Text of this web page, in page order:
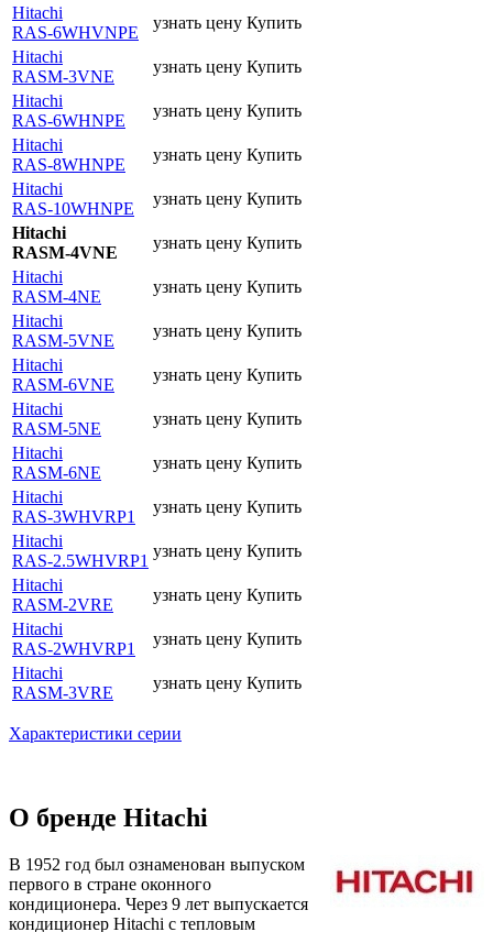
Hitachi
RAS-6WHVNPE
узнать цену Купить
Hitachi
RASM-3VNE
узнать цену Купить
Hitachi
RAS-6WHNPE
узнать цену Купить
Hitachi
RAS-8WHNPE
узнать цену Купить
Hitachi
RAS-10WHNPE
узнать цену Купить
Hitachi
RASM-4VNE
узнать цену Купить
Hitachi
RASM-4NE
узнать цену Купить
Hitachi
RASM-5VNE
узнать цену Купить
Hitachi
RASM-6VNE
узнать цену Купить
Hitachi
RASM-5NE
узнать цену Купить
Hitachi
RASM-6NE
узнать цену Купить
Hitachi
RAS-3WHVRP1
узнать цену Купить
Hitachi
RAS-2.5WHVRP1
узнать цену Купить
Hitachi
RASM-2VRE
узнать цену Купить
Hitachi
RAS-2WHVRP1
узнать цену Купить
Hitachi
RASM-3VRE
узнать цену Купить
Характеристики серии
О бренде Hitachi
В 1952 год был ознаменован выпуском
первого в стране оконного
кондиционера. Через 9 лет выпускается
кондиционер Hitachi с тепловым